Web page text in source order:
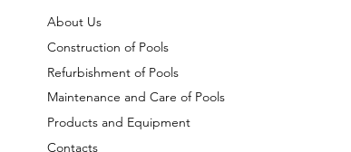
About Us
Construction of Pools
Refurbishment of Pools
Maintenance and Care of Pools
Products and Equipment
Contacts